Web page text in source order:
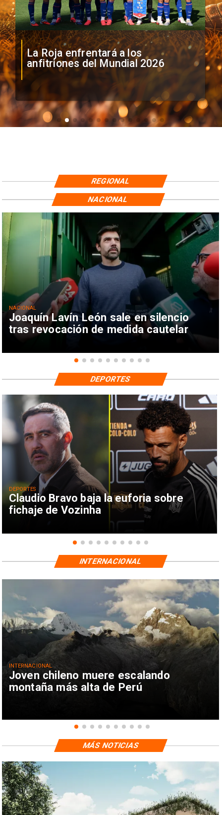
La Roja enfrentará a los
anfitriones del Mundial 2026
REGIONAL
Joaquín Lavín León sale en silencio
tras revocación de medida cautelar
NACIONAL
NACIONAL
Claudio Bravo baja la euforia sobre
fichaje de Vozinha
DEPORTES
DEPORTES
Joven chileno muere escalando
montaña más alta de Perú
INTERNACIONAL
INTERNACIONAL
MÁS NOTICIAS